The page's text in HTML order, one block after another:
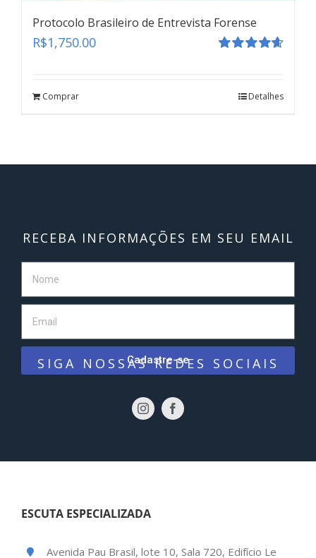
Protocolo Brasileiro de Entrevista Forense
R$1,750.00
Comprar Detalhes
RECEBA INFORMAÇÕES EM SEU EMAIL
Cadastre-se
SIGA NOSSAS REDES SOCIAIS
ESCUTA ESPECIALIZADA
Avenida Pau Brasil, lote 10, Sala 720, Edifício Le